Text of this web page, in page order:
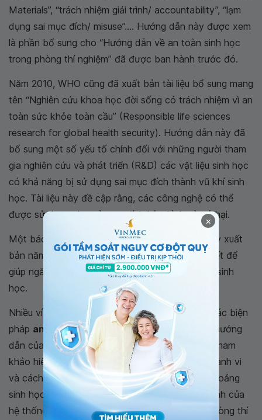
Materials”, “trách nhiệm giải trình/ accountability”, “lạm
dụng sai mục đích/ misuse”.... Hướng dẫn này được xem
là phần bổ sung cho “Hướng dẫn về an toàn sinh học
trong phòng thí nghiệm” đã được ban hành trước đó.
Năm 2010, WHO cũng đã xuất bản tài liệu bổ sung mang
tên “Nghiên cứu khoa học đời sống có trách nhiệm vì an
toàn sức khỏe toàn cầu” (Responsible life sciences
research for global health security). Hướng dẫn này đã
bổ sung một số yếu tố chính đối với những người tham
gia nghiên cứu và phát triển (R&D) các vật liệu sinh học
có khả năng bị sử dụng sai mục đích thành vũ khí sinh
học. Tài liệu này đề cập rằng, các công nghệ có thể
được sử dụng cho cả mục đích hòa bình và có hại.
Một báo cáo của Viện Hàn lâm Quốc gia Hoa Kỳ xuất
bản năm 2004 đưa ra một số điều kiện tiên quyết để
giúp ngăn chặn lạm dụng nghiên cứu công nghệ sinh
học.
Nhiều ví dụ ủng hộ sự cần thiết phải phát triển các biện
pháp an toàn sinh học
được nêu chi tiết trong hướng
dẫn của WHO ban hành năm 2010. Một tài liệu tham
khảo hiện hành mô tả các biện pháp kỹ thuật, hành vi
và cách quản lý dựa trên đánh giá rủi ro khủng hoảng
sinh học trong phòng thí nghiệm. Các yếu tố chính của
hệ thống quản lý khủng hoảng sinh học trong phòng thí
×